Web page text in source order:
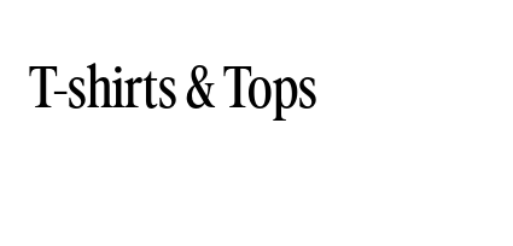
T-shirts & Tops